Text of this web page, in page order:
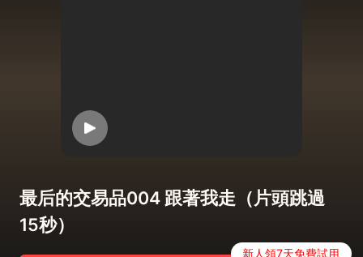
最后的交易品004 跟著我走（片頭跳過
15秒）
新人領7天免費試用